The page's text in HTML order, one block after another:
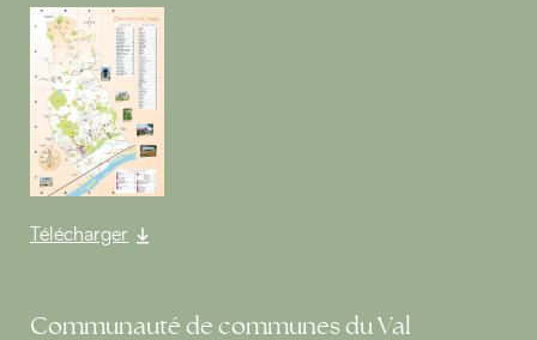
Télécharger
Communauté de communes du Val